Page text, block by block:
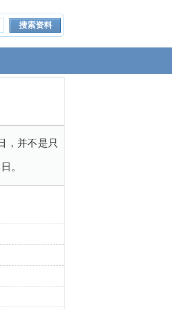
，并不是只
。